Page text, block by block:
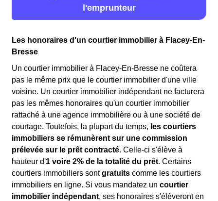
l'emprunteur
Les honoraires d'un courtier immobilier à Flacey-En-
Bresse
Un courtier immobilier à Flacey-En-Bresse ne coûtera
pas le même prix que le courtier immobilier d'une ville
voisine. Un courtier immobilier indépendant ne facturera
pas les mêmes honoraires qu'un courtier immobilier
rattaché à une agence immobilière ou à une société de
courtage. Toutefois, la plupart du temps, les courtiers
immobiliers se rémunèrent sur une commission
prélevée sur le prêt contracté. Celle-ci s'élève à
hauteur d'1 voire 2% de la totalité du prêt. Certains
courtiers immobiliers sontgratuits comme les courtiers
immobiliers en ligne. Si vous mandatez un courtier
immobilier indépendant, ses honoraires s'élèveront en